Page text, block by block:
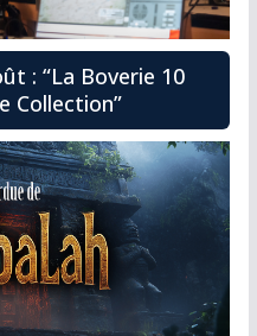
: “La Boverie 10
Collection”